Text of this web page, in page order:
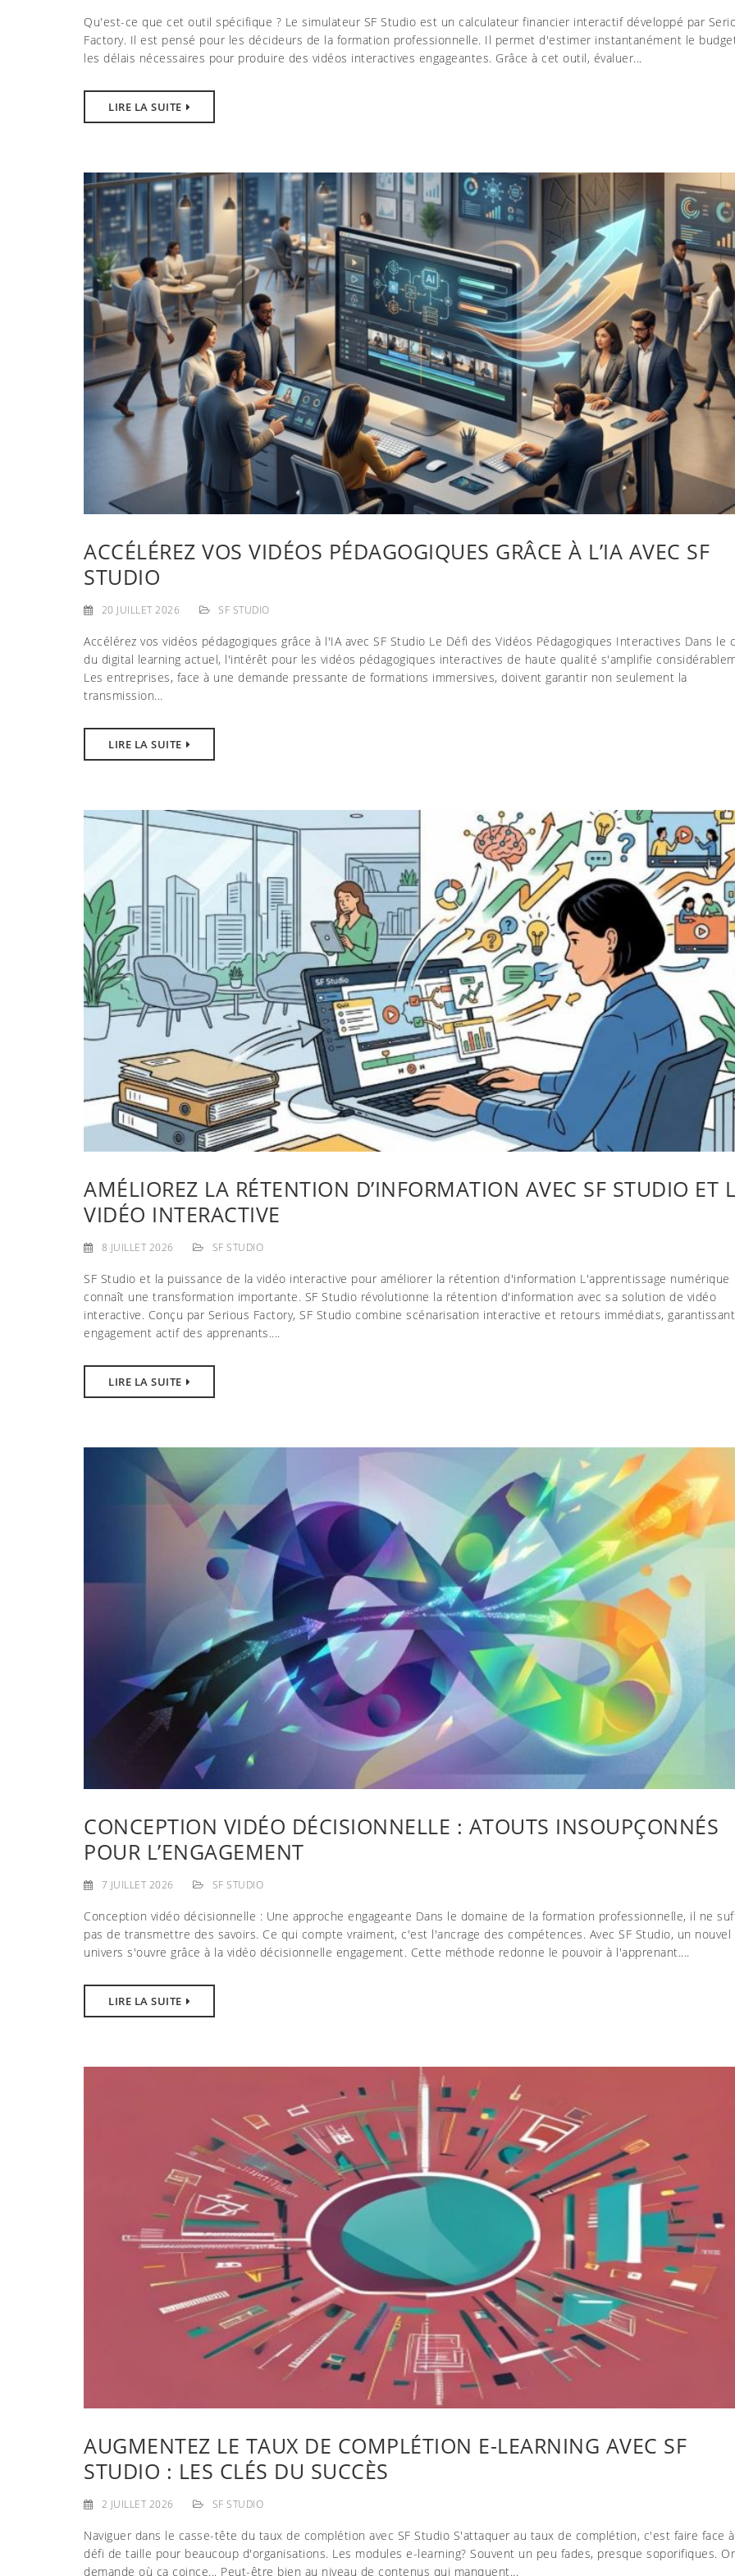
Qu'est-ce que cet outil spécifique ? Le simulateur SF Studio est un calculateur financier interactif développé par
Factory. Il est pensé pour les décideurs de la formation professionnelle. Il permet d'estimer instantanément le
les délais nécessaires pour produire des vidéos interactives engageantes. Grâce à cet outil, évaluer...
LIRE LA SUITE
ACCÉLÉREZ VOS VIDÉOS PÉDAGOGIQUES GRÂCE À L’IA AVEC SF
STUDIO
20 JUILLET 2026 SF STUDIO
Accélérez vos vidéos pédagogiques grâce à l'IA avec SF Studio Le Défi des Vidéos Pédagogiques Interactives Dans le
du digital learning actuel, l'intérêt pour les vidéos pédagogiques interactives de haute qualité s'amplifie
Les entreprises, face à une demande pressante de formations immersives, doivent garantir non seulement la
transmission...
LIRE LA SUITE
AMÉLIOREZ LA RÉTENTION D’INFORMATION AVEC SF STUDIO ET
VIDÉO INTERACTIVE
8 JUILLET 2026 SF STUDIO
SF Studio et la puissance de la vidéo interactive pour améliorer la rétention d'information L'apprentissage numérique
connaît une transformation importante. SF Studio révolutionne la rétention d'information avec sa solution de vidéo
interactive. Conçu par Serious Factory, SF Studio combine scénarisation interactive et retours immédiats,
engagement actif des apprenants....
LIRE LA SUITE
CONCEPTION VIDÉO DÉCISIONNELLE : ATOUTS INSOUPÇONNÉS
POUR L’ENGAGEMENT
7 JUILLET 2026 SF STUDIO
Conception vidéo décisionnelle : Une approche engageante Dans le domaine de la formation professionnelle, il ne
pas de transmettre des savoirs. Ce qui compte vraiment, c'est l'ancrage des compétences. Avec SF Studio, un nouvel
univers s'ouvre grâce à la vidéo décisionnelle engagement. Cette méthode redonne le pouvoir à l'apprenant....
LIRE LA SUITE
AUGMENTEZ LE TAUX DE COMPLÉTION E-LEARNING AVEC SF
STUDIO : LES CLÉS DU SUCCÈS
2 JUILLET 2026 SF STUDIO
Naviguer dans le casse-tête du taux de complétion avec SF Studio S'attaquer au taux de complétion, c'est faire face
défi de taille pour beaucoup d'organisations. Les modules e-learning? Souvent un peu fades, presque soporifiques.
demande où ça coince... Peut-être bien au niveau de contenus qui manquent...